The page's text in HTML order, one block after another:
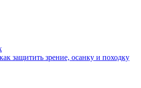
защитить зрение, осанку и походку